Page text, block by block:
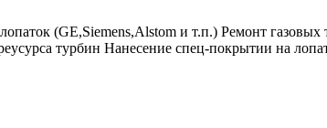
(GE,Siemens,Alstom и т.п.) Ремонт
турбин Нанесение спец-покрытии на